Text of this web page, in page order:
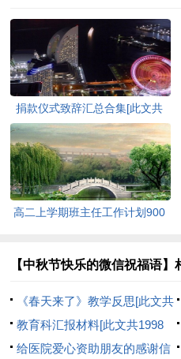
捐款仪式致辞汇总合集[此文共
3420字]
高二上学期班主任工作计划900
【中秋节快乐的微信祝福语】
《春天来了》教学反思[此文共
1847字]
教育科汇报材料[此文共1998
字]给医院爱心资助朋友的感谢信